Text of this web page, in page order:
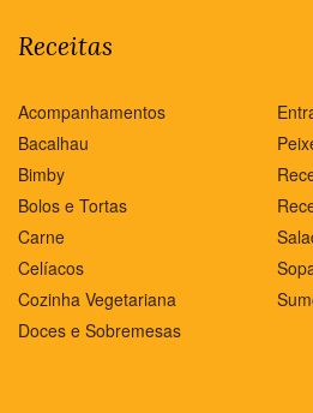
Receitas
Acompanhamentos
Bacalhau
Bimby
Bolos e Tortas
Carne
Celíacos
Cozinha Vegetariana
Doces e Sobremesas